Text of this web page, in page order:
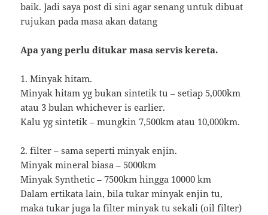
baik. Jadi saya post di sini agar senang untuk dibuat
rujukan pada masa akan datang
Apa yang perlu ditukar masa servis kereta.
1. Minyak hitam.
Minyak hitam yg bukan sintetik tu – setiap 5,000km
atau 3 bulan whichever is earlier.
Kalu yg sintetik – mungkin 7,500km atau 10,000km.
2. filter – sama seperti minyak enjin.
Minyak mineral biasa – 5000km
Minyak Synthetic – 7500km hingga 10000 km
Dalam ertikata lain, bila tukar minyak enjin tu,
maka tukar juga la filter minyak tu sekali (oil filter)